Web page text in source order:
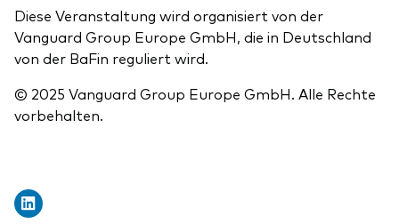
Diese Veranstaltung wird organisiert von der
Vanguard Group Europe GmbH, die in Deutschland
von der BaFin reguliert wird.
© 2025 Vanguard Group Europe GmbH. Alle Rechte
vorbehalten.